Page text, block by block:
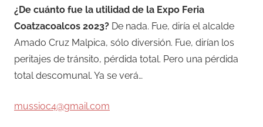
¿De cuánto fue la utilidad de la Expo Feria
Coatzacoalcos 2023? De nada. Fue, diría el alcalde
Amado Cruz Malpica, sólo diversión. Fue, dirían los
peritajes de tránsito, pérdida total. Pero una pérdida
total descomunal. Ya se verá…
mussioc4@gmail.com